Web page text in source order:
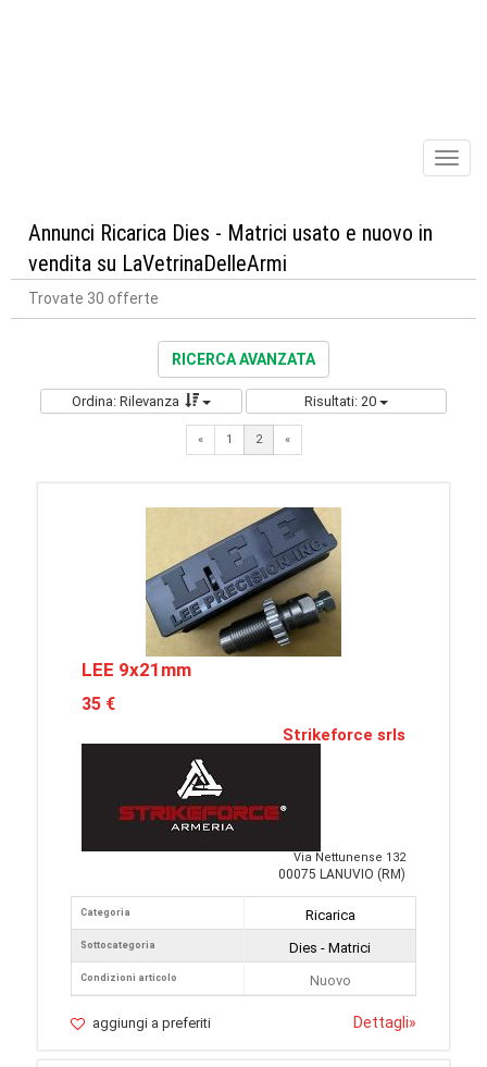
Annunci Ricarica Dies - Matrici usato e nuovo in
vendita su LaVetrinaDelleArmi
Trovate 30 offerte
RICERCA AVANZATA
Ordina: Rilevanza Risultati: 20
«Previous
1 2 «
LEE 9x21mm
35 €
Strikeforce srls
Via Nettunense 132
00075 LANUVIO (RM)
Categoria
Sottocategoria
Condizioni articolo
Ricarica
Dies - Matrici
Nuovo
aggiungi a preferiti Dettagli»